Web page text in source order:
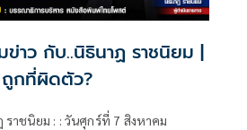
ข่าว กับ..นิธินาฏ ราชนิยม |
กที่ผิดตัว?
ราชนิยม : : วันศุกร์ที่ 7 สิงหาคม